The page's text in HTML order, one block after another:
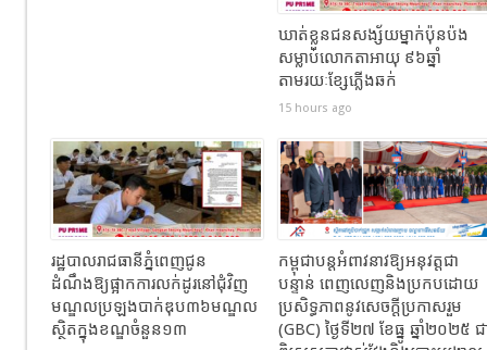
ឃាត់ខ្លួនជនសង្ស័យម្នាក់ប៉ុនប៉ង
សម្លាប់លោកតាអាយុ ៩៦ឆ្នាំ
តាមរយៈខ្សែភ្លើងឆក់
15 hours ago
រដ្ឋបាលរាជធានីភ្នំពេញជូន
ដំណឹងឱ្យផ្អាកការលក់ដូរនៅជុំវិញ
មណ្ឌលប្រឡងបាក់ឌុប៣៦មណ្ឌល
ស្ថិតក្នុងខណ្ឌចំនួន១៣
កម្ពុជាបន្តអំពាវនាវឱ្យអនុវត្តជា
បន្ទាន់ ពេញលេញនិងប្រកបដោយ
ប្រសិទ្ធភាពនូវសេចក្តីប្រកាសរួម
(GBC) ថ្ងៃទី២៧ ខែធ្នូ ឆ្នាំ២០២៥ ជ